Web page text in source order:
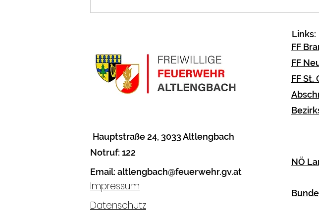
Links:
FF
FF
FF St.
Hauptstraße 24, 3033 Altlengbach
NÖ
Notruf: 122
Email: altlengbach@feuerwehr.gv.at
Impressum
Datenschutz